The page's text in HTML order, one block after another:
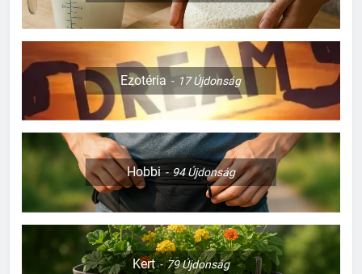
Ezotéria 17Újdonság
Hobbi 94Újdonság
Kert 79Újdonság